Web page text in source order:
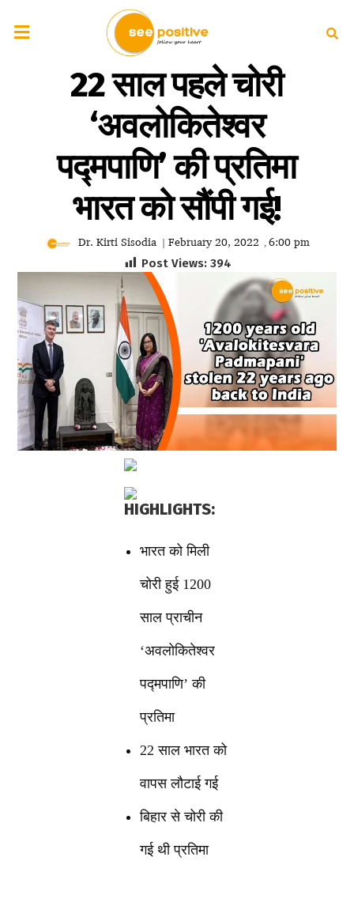
22 साल पहले चोरी
‘अवलोकितेश्वर
पद्मपाणि’ की प्रतिमा
भारत को सौंपी गई!
Dr. Kirti Sisodia | February 20, 2022 , 6:00 pm
Post Views: 394
HIGHLIGHTS:
भारत को मिली
चोरी हुई 1200
साल प्राचीन
‘अवलोकितेश्वर
पद्मपाणि’ की
प्रतिमा
22 साल भारत को
वापस लौटाई गई
बिहार से चोरी की
गई थी प्रतिमा